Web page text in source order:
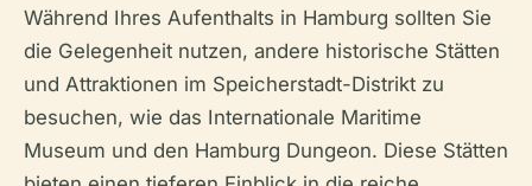
Während Ihres Aufenthalts in Hamburg sollten Sie
die Gelegenheit nutzen, andere historische Stätten
und Attraktionen im Speicherstadt-Distrikt zu
besuchen, wie das Internationale Maritime
Museum und den Hamburg Dungeon. Diese Stätten